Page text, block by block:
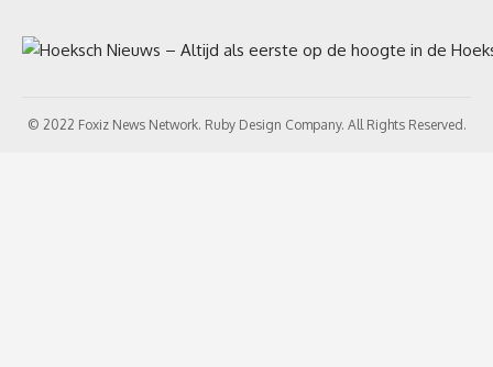
© 2022 Foxiz News Network. Ruby Design Company. All Rights Reserved.